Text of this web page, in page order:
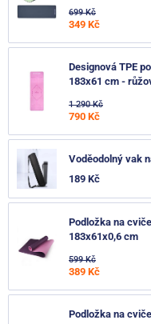
699 Kč
349 Kč
Designová TPE
183x61 cm -
1 290 Kč
790 Kč
Voděodolný vak
189 Kč
Podložka na
183x61x0,6 cm
599 Kč
389 Kč
Podložka na